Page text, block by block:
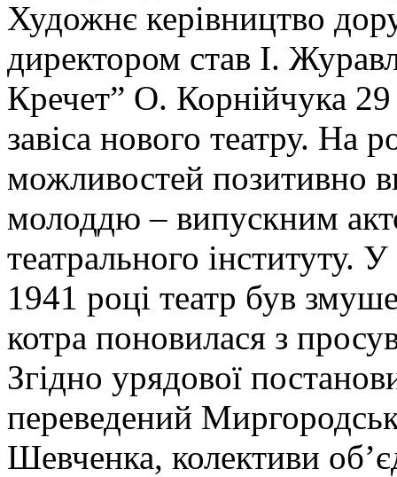
Художнє керівництво
директором став І.
Кречет” О. Корнійчука
завіса нового театру. На
можливостей позитивно
молоддю – випускним
театрального інституту.
1941 році театр був
котра поновилася з
Згідно урядової
переведений
Шевченка, колективи